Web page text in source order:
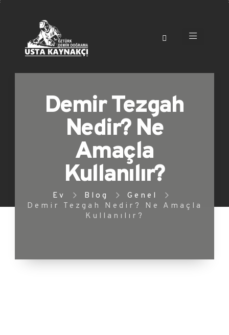
Demir Tezgah
Nedir? Ne
Amaçla
Kullanılır?
Ev Blog
Genel
Demir Tezgah Nedir? Ne Amaçla
Kullanılır?